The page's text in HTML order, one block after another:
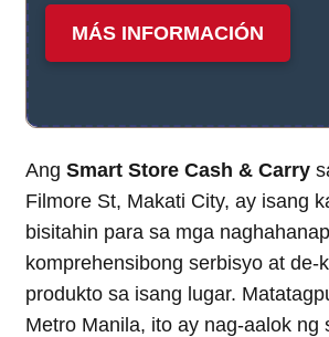
MÁS INFORMACIÓN
Ang Smart Store Cash & Carry
Filmore St, Makati City, ay isang
bisitahin para sa mga
komprehensibong serbisyo at de-
produkto sa isang lugar.
Metro Manila, ito ay nag-aalok ng